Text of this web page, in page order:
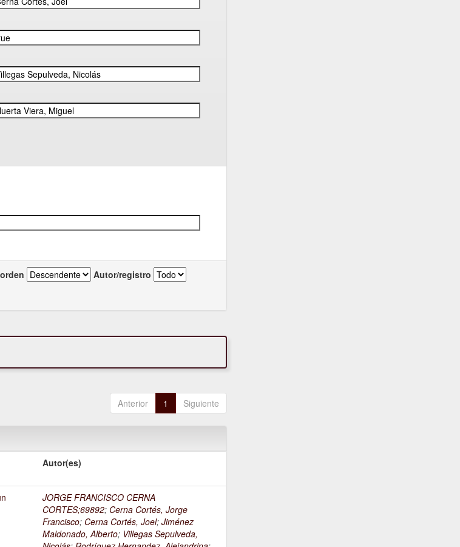
Autor/registro
Anterior 1 Siguiente
Autor(es)
JORGE FRANCISCO CERNA
CORTES;69892; Cerna Cortés, Jorge
Francisco; Cerna Cortés, Joel;Jiménez
Maldonado, Alberto; Villegas Sepulveda,